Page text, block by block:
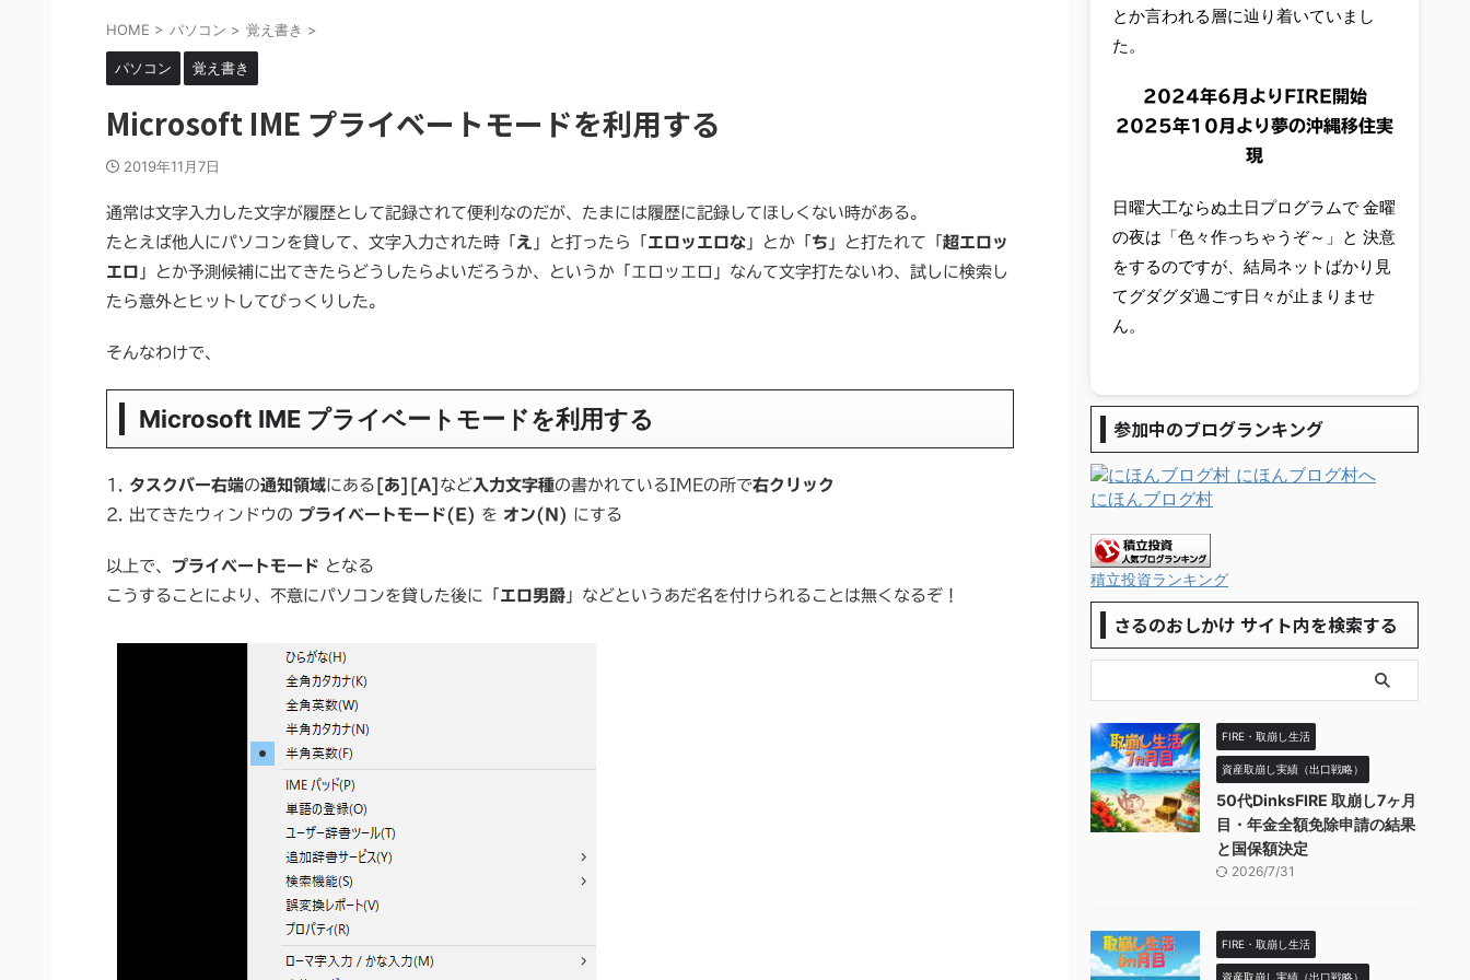
HOME > パソコン > 覚え書き >
パソコン 覚え書き
Microsoft IME プライベートモードを利用する
2019年11月7日
通常は文字入力した文字が履歴として記録されて便利なのだが、たまには履歴に記録してほしくない時がある。
たとえば他人にパソコンを貸して、文字入力された時「 え 」と打ったら「 エロッエロな 」とか「 ち 」と打たれて「 超エロッ
エロ 」とか予測候補に出てきたらどうしたらよいだろうか、というか「エロッエロ」なんて文字打たないわ、試しに検索し
たら意外とヒットしてびっくりした。
そんなわけで、
Microsoft IME プライベートモードを利用する
1. タスクバー右端の通知領域にある [あ][A] など入力文字種の書かれているIMEの所で右クリック
2. 出てきたウィンドウの プライベートモード(E) を オン(N) にする
以上で、 プライベートモード となる
こうすることにより、不意にパソコンを貸した後に「 エロ男爵 」などというあだ名を付けられることは無くなるぞ！
とか言われる層に辿り着いていまし
た。
2024年6月よりFIRE開始
2025年10月より夢の沖縄移住実
現
日曜大工ならぬ土日プログラムで 金曜
の夜は「色々作っちゃうぞ～」と 決意
をするのですが、結局ネットばかり見
てグダグダ過ごす日々が止まりませ
ん。
参加中のブログランキング
にほんブログ村
積立投資ランキング
さるのおしかけ サイト内を検索する
FIRE・取崩し生活
資産取崩し実績（出口戦略）
50代DinksFIRE 取崩し7ヶ月
目・年金全額免除申請の結果
と国保額決定
2026/7/31
FIRE・取崩し生活
資産取崩し実績（出口戦略）